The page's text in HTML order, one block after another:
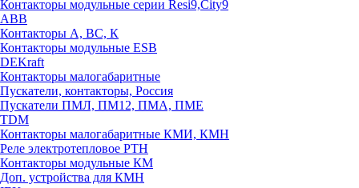
Контакторы модульные серии Resi9,City9
ABB
Контакторы А, ВС, К
Контакторы модульные ESB
DEKraft
Контакторы малогабаритные
Пускатели, контакторы, Россия
Пускатели ПМЛ, ПМ12, ПМА, ПМЕ
TDM
Контакторы малогабаритные КМИ, КМН
Реле электротепловое РТН
Контакторы модульные КМ
Доп. устройства для КМН